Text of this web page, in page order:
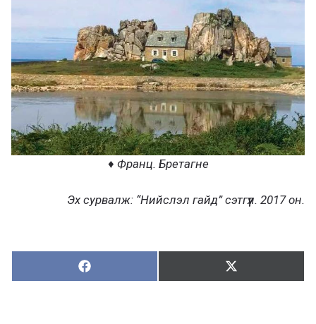
♦ Франц. Бретагне
Эх сурвалж: “Нийслэл гайд” сэтгүүл. 2017 он.
Хуваалцах:
Х
у
Түгээх:
Т
ү